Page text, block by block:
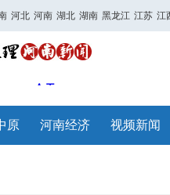
河北 河南 湖北 湖南 黑龙江 江苏 江
原 河南经济 视频新闻